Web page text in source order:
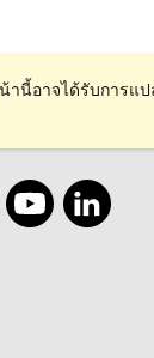
านี้อาจได้รับการแป